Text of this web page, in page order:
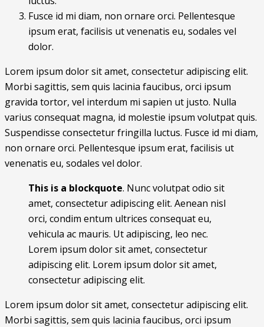
Fusce id mi diam, non ornare orci. Pellentesque
ipsum erat, facilisis ut venenatis eu, sodales vel
dolor.
Lorem ipsum dolor sit amet, consectetur adipiscing elit.
Morbi sagittis, sem quis lacinia faucibus, orci ipsum
gravida tortor, vel interdum mi sapien ut justo. Nulla
varius consequat magna, id molestie ipsum volutpat quis.
Suspendisse consectetur fringilla luctus. Fusce id mi diam,
non ornare orci. Pellentesque ipsum erat, facilisis ut
venenatis eu, sodales vel dolor.
This is a blockquote. Nunc volutpat odio sit
amet, consectetur adipiscing elit. Aenean nisl
orci, condim entum ultrices consequat eu,
vehicula ac mauris. Ut adipiscing, leo nec.
Lorem ipsum dolor sit amet, consectetur
adipiscing elit. Lorem ipsum dolor sit amet,
consectetur adipiscing elit.
Lorem ipsum dolor sit amet, consectetur adipiscing elit.
Morbi sagittis, sem quis lacinia faucibus, orci ipsum